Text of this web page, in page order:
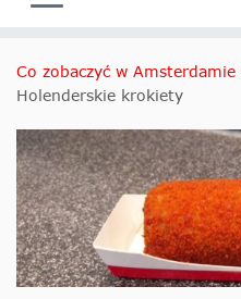
Co zobaczyć w Amsterdamie
Holenderskie krokiety